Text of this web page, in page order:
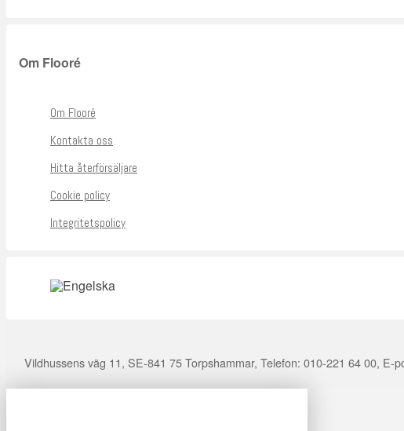
Om Flooré
Om Flooré
Kontakta oss
Hitta återförsäljare
Cookie policy
Integritetspolicy
Vildhussens väg 11, SE-841 75 Torpshammar, Telefon: 010-221 64 00, E-